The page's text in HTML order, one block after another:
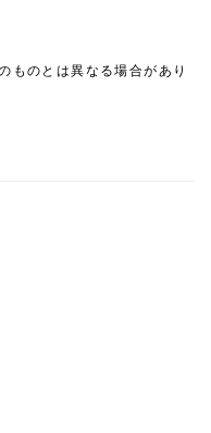
ものとは異なる場合があり